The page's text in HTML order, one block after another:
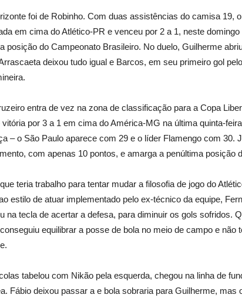
foi de Robinho. Com duas assistências do camisa 19,
em cima do Atlético-PR e venceu por 2 a 1, neste
posição do Campeonato Brasileiro. No duelo, Guilherme
deixou tudo igual e Barcos, em seu primeiro gol
entra de vez na zona de classificação para a Copa
por 3 a 1 em cima do América-MG na última quinta-
– o São Paulo aparece com 29 e o líder Flamengo com 30.
com apenas 10 pontos, e amarga a penúltima posição
teria trabalho para tentar mudar a filosofia de jogo do
estilo de atuar implementado pelo ex-técnico da equipe,
na tecla de acertar a defesa, para diminuir os gols sofridos.
equilibrar a posse de bola no meio de campo e não
tabelou com Nikão pela esquerda, chegou na linha de
Fábio deixou passar a e bola sobraria para Guilherme, mas